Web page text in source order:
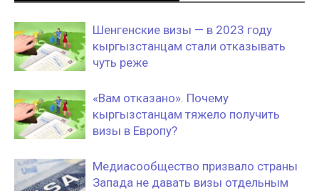
Шенгенские визы — в 2023 году
кыргызстанцам стали отказывать
чуть реже
«‎Вам отказано». Почему
кыргызстанцам тяжело получить
визы в Европу?
Медиасообщество призвало страны
Запада не давать визы отдельным